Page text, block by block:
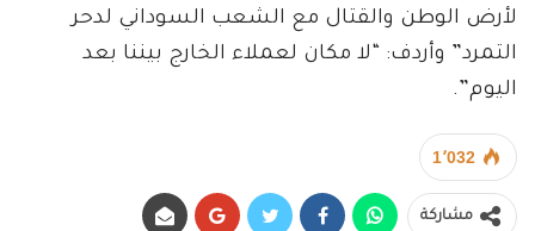
لأرض الوطن والقتال مع الشعب السوداني لدحر
التمرد” وأردف: “لا مكان لعملاء الخارج بيننا بعد
اليوم”.
1٬032
مشاركة